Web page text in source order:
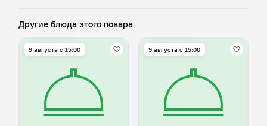
Другие блюда этого повара
9 августа с 15:00 9 августа с 15:00